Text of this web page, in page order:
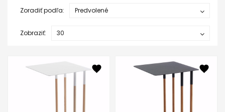
Zoradiť podľa:
Zobraziť: